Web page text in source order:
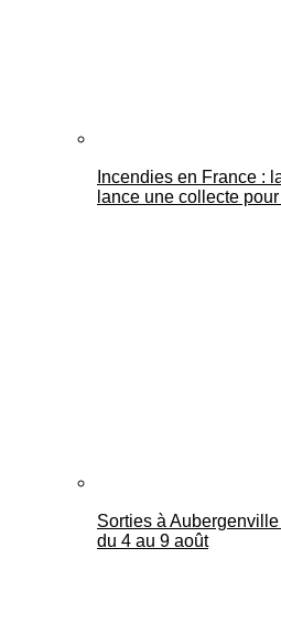
Incendies en France :
lance une collecte
Sorties à
du 4 au 9 août